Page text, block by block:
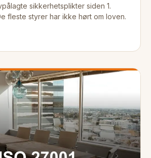
sikkerhetsplikter siden 1.
fleste styrer har ikke hørt om loven.